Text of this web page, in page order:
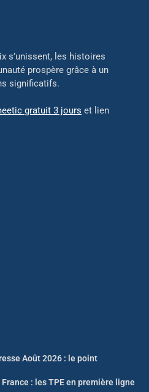
s’unissent, les histoires
prospère grâce à un
significatifs.
gratuit 3 jours et lien
Août 2026 : le point
: les TPE en première ligne